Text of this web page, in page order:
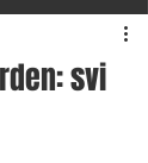
svi